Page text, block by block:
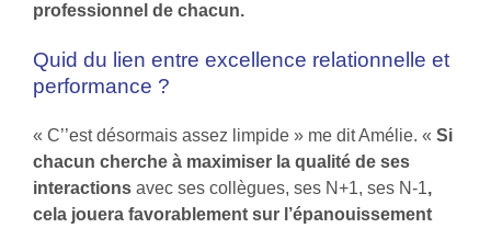
professionnel de chacun.
Quid du lien entre excellence relationnelle et
performance ?
« C’’est désormais assez limpide » me dit Amélie. « Si
chacun cherche à maximiser la qualité de ses
interactions avec ses collègues, ses N+1, ses N-1,
cela jouera favorablement sur l’épanouissement